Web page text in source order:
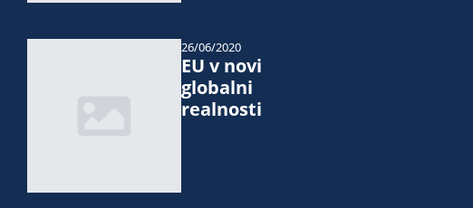
EU v novi
globalni
realnosti
26/06/2020